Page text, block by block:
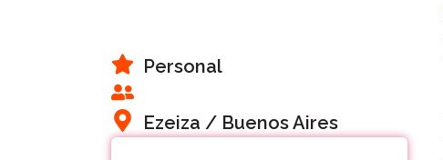
Personal
Ezeiza / Buenos Aires